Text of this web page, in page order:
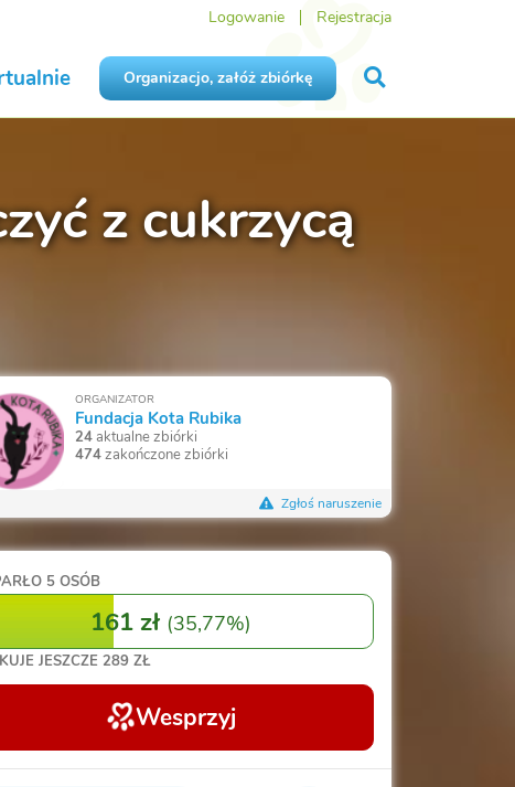
Logowanie Rejestracja
Organizacjo, załóż zbiórkę
z cukrzycą
ORGANIZATOR
Fundacja Kota Rubika
24aktualne zbiórki
474zakończone zbiórki
Zgłoś naruszenie
5 OSÓB
161 zł (35,77%)
JESZCZE 289 ZŁ
Wesprzyj